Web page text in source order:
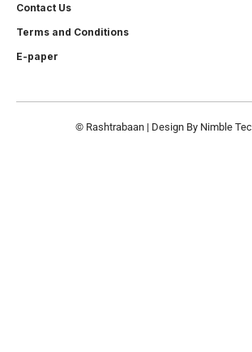
Contact Us
Terms and Conditions
E-paper
© Rashtrabaan | Design By Nimble